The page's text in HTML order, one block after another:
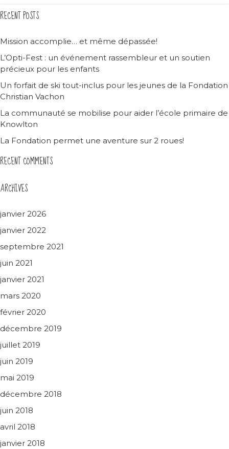
RECENT POSTS
Mission accomplie… et même dépassée!
L’Opti-Fest : un événement rassembleur et un soutien
précieux pour les enfants
Un forfait de ski tout-inclus pour les jeunes de la Fondation
Christian Vachon
La communauté se mobilise pour aider l’école primaire de
Knowlton
La Fondation permet une aventure sur 2 roues!
RECENT COMMENTS
ARCHIVES
janvier 2026
janvier 2022
septembre 2021
juin 2021
janvier 2021
mars 2020
février 2020
décembre 2019
juillet 2019
juin 2019
mai 2019
décembre 2018
juin 2018
avril 2018
janvier 2018